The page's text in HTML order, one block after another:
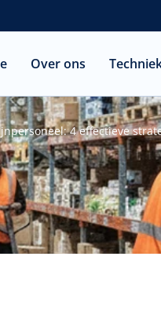
Over ons
4 effectieve